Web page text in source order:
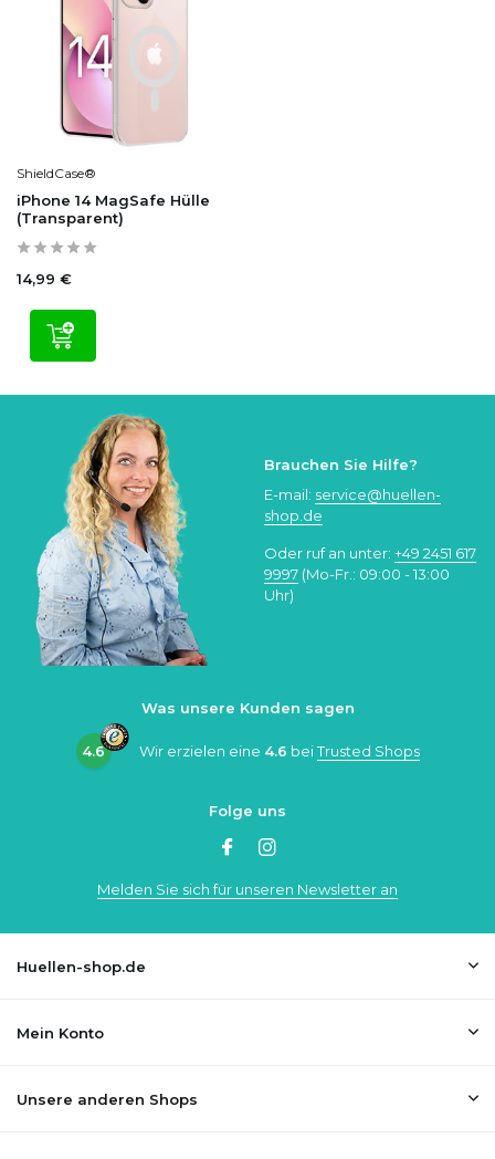
ShieldCase®
iPhone 14 MagSafe Hülle
(Transparent)
14,99 €
Brauchen Sie Hilfe?
E-mail: service@huellen-
shop.de
Oder ruf an unter: +49 2451 617
9997 (Mo-Fr.: 09:00 - 13:00
Uhr)
Was unsere Kunden sagen
4.6 Wir erzielen eine 4.6 beiTrusted Shops
Folge uns
Melden Sie sich für unseren Newsletter an
Huellen-shop.de
Mein Konto
Unsere anderen Shops